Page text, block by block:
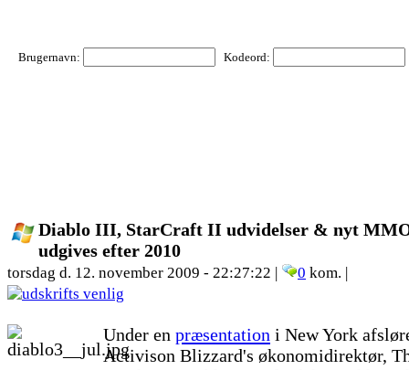
Brugernavn: Kodeord:
Diablo III, StarCraft II udvidelser & nyt
udgives efter 2010
torsdag d. 12. november 2009 - 22:27:22 | 0 kom. |
Under en præsentation i New York
Activison Blizzard's økonomidirektør,